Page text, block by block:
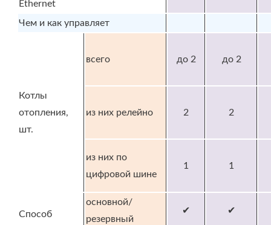
Ethernet
Чем и как управляет
Котлы
отопления,
шт.
всего до 2 до 2
из них релейно 2 2
из них по
цифровой шине
1 1
Способ
основной/
резервный
✔ ✔